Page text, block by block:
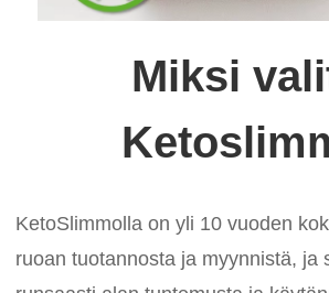
Miksi
KetoSlimmolla on yli 10 vuoden
ruoan tuotannosta ja myynnistä, ja